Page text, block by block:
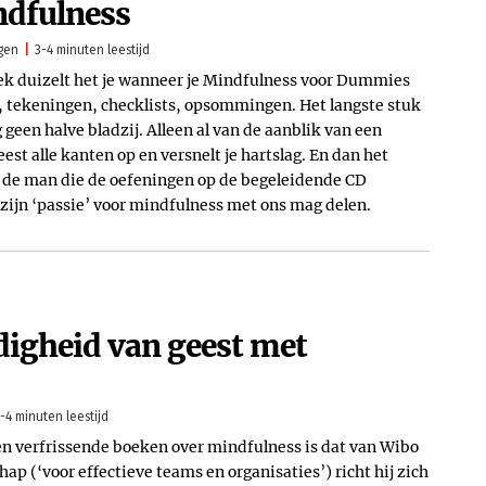
3-4 minuten leestijd
duizelt het je wanneer je Mindfulness voor Dummies
tekeningen, checklists, opsommingen. Het langste stuk
halve bladzij. Alleen al van de aanblik van een
alle kanten op en versnelt je hartslag. En dan het
man die de oefeningen op de begeleidende CD
‘passie’ voor mindfulness met ons mag delen.
van geest met
4 minuten leestijd
verfrissende boeken over mindfulness is dat van Wibo
(‘voor effectieve teams en organisaties’) richt hij zich